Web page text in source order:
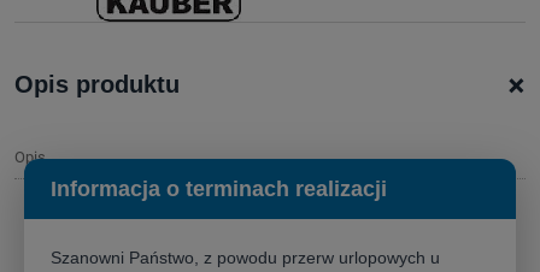
Opis produktu +
Opis
domowe z perfekcyjnym obrazem
Informacja o terminach realizacji
Szanowni Państwo, z powodu przerw urlopowych u